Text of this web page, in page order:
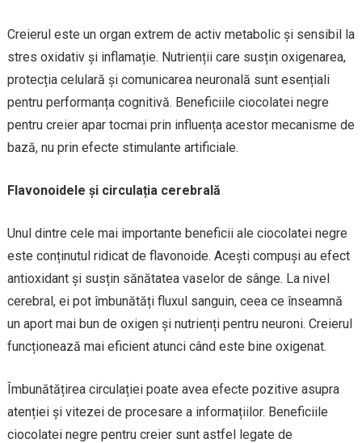
Creierul este un organ extrem de activ metabolic și sensibil la
stres oxidativ și inflamație. Nutrienții care susțin oxigenarea,
protecția celulară și comunicarea neuronală sunt esențiali
pentru performanța cognitivă. Beneficiile ciocolatei negre
pentru creier apar tocmai prin influența acestor mecanisme de
bază, nu prin efecte stimulante artificiale.
Flavonoidele și circulația cerebrală
Unul dintre cele mai importante beneficii ale ciocolatei negre
este conținutul ridicat de flavonoide. Acești compuși au efect
antioxidant și susțin sănătatea vaselor de sânge. La nivel
cerebral, ei pot îmbunătăți fluxul sanguin, ceea ce înseamnă
un aport mai bun de oxigen și nutrienți pentru neuroni. Creierul
funcționează mai eficient atunci când este bine oxigenat.
Îmbunătățirea circulației poate avea efecte pozitive asupra
atenției și vitezei de procesare a informațiilor. Beneficiile
ciocolatei negre pentru creier sunt astfel legate de